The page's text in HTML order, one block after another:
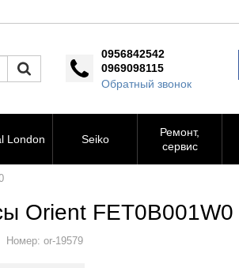
0956842542
0969098115
Обратный звонок
London Seiko
Ремонт,
сервис
Orient FET0B001W0
Номер:or-19579